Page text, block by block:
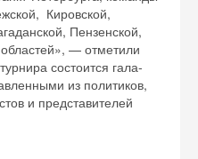
Кировской,
Пензенской,
— отметили
состоится гала-
из политиков,
и представителей